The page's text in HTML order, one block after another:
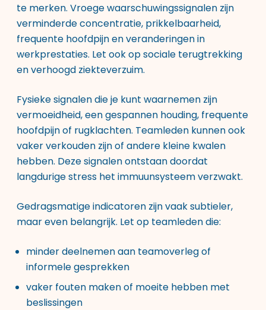
te merken. Vroege waarschuwingssignalen zijn
verminderde concentratie, prikkelbaarheid,
frequente hoofdpijn en veranderingen in
werkprestaties. Let ook op sociale terugtrekking
en verhoogd ziekteverzuim.
Fysieke signalen die je kunt waarnemen zijn
vermoeidheid, een gespannen houding, frequente
hoofdpijn of rugklachten. Teamleden kunnen ook
vaker verkouden zijn of andere kleine kwalen
hebben. Deze signalen ontstaan doordat
langdurige stress het immuunsysteem verzwakt.
Gedragsmatige indicatoren zijn vaak subtieler,
maar even belangrijk. Let op teamleden die:
minder deelnemen aan teamoverleg of
informele gesprekken
vaker fouten maken of moeite hebben met
beslissingen